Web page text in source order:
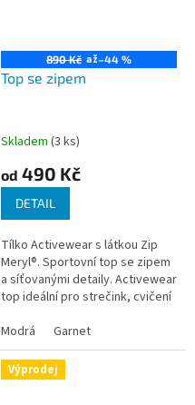
890 Kč až–44 %
Top se zipem
Skladem (3 ks)
od 490 Kč
DETAIL
Tílko Activewear s látkou Zip
Meryl®. Sportovní top se zipem
a síťovanými detaily. Activewear
top ideální pro strečink, cvičení
tanec, jazz,...
Modrá Garnet
Výprodej